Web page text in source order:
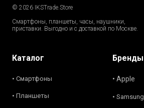
© 2026 IKSTrade.Store
Смартфоны, планшеты, часы, наушники,
приставки. Выгодно и с доставкой по Москве.
Каталог
• Смартфоны
• Планшеты
Бренды
• Apple
• Samsung